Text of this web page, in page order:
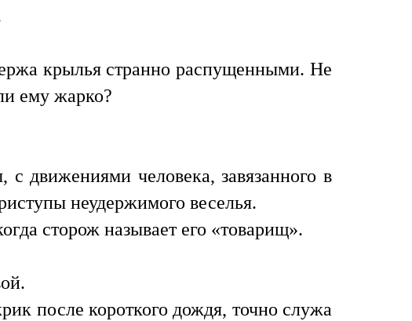
крылья странно распущенными. Не
ему жарко?
движениями человека, завязанного в
неудержимого веселья.
сторож называет его «товарищ».
после короткого дождя, точно служа